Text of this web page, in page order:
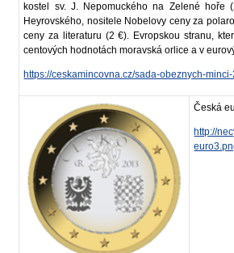
kostel sv. J. Nepomuckého na Zelené hoře
Heyrovského, nositele Nobelovy ceny za
ceny za literaturu (2 €). Evropskou stranu,
centových hodnotách moravská orlice a v
https://ceskamincovna.cz/sada-obeznych-
Česká
http://